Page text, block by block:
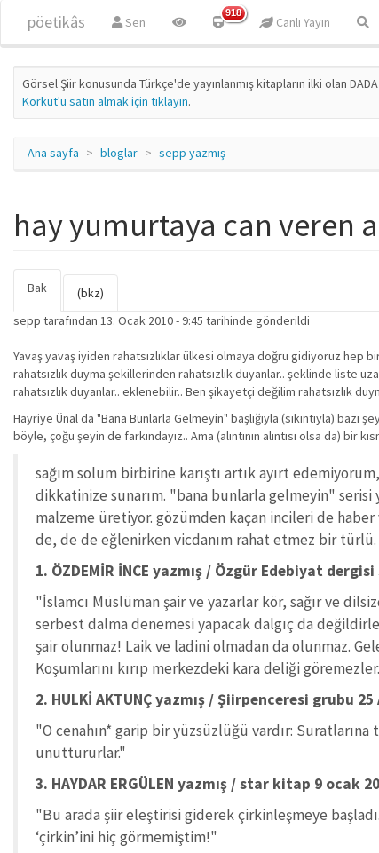
pöetikâs Sen
918
Canlı Yayın
Görsel Şiir konusunda Türkçe'de yayınlanmış kitapların ilki olan
Korkut'u satın almak için tıklayın.
Ana sayfa bloglar sepp yazmış
hay yumurtaya can veren
Birincil sekmeler
Bak
sekme)
(bkz)
sepp tarafından 13. Ocak 2010 - 9:45 tarihinde gönderildi
Yavaş yavaş iyiden rahatsızlıklar ülkesi olmaya doğru gidiyoruz hep
rahatsızlık duyma şekillerinden rahatsızlık duyanlar.. şeklinde liste
rahatsızlık duyanlar.. eklenebilir.. Ben şikayetçi değilim rahatsızlık
Hayriye Ünal da "Bana Bunlarla Gelmeyin" başlığıyla (sıkıntıyla)
böyle, çoğu şeyin de farkındayız.. Ama (alıntının alıntısı olsa da) bir
sağım solum birbirine karıştı artık ayırt
dikkatinize sunarım. "bana bunlarla gelmeyin"
malzeme üretiyor. gözümden kaçan incileri de
de, de de eğlenirken vicdanım rahat etmez bir
1. ÖZDEMİR İNCE yazmış / Özgür Edebiyat
"İslamcı Müslüman şair ve yazarlar kör, sağır ve
serbest dalma denemesi yapacak dalgıç da
şair olunmaz! Laik ve ladini olmadan da olunmaz.
Koşumlarını kırıp merkezdeki kara deliği
2. HULKİ AKTUNÇ yazmış / Şiirpenceresi grubu 25
"O cenahın* garip bir yüzsüzlüğü vardır:
unuttururlar."
3. HAYDAR ERGÜLEN yazmış / star kitap 9 ocak
"Bu arada şiir eleştirisi giderek çirkinleşmeye
‘çirkin’ini hiç görmemiştim!"